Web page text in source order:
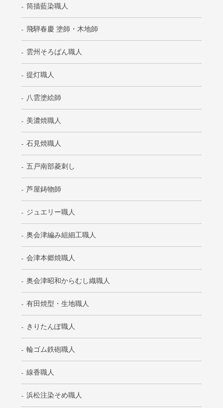
筒描藍染職人
飛騨春慶 塗師・木地師
雲州そろばん職人
提灯職人
八雲塗絵師
美濃焼職人
石見焼職人
五戸南部菱刺し
芦屋鋳物師
ジュエリー職人
奥会津編み組細工職人
会津本郷焼職人
奥会津昭和からむし織職人
有田焼型・生地職人
きりたんぽ職人
輪ゴム鉄砲職人
線香職人
浜松注染そめ職人